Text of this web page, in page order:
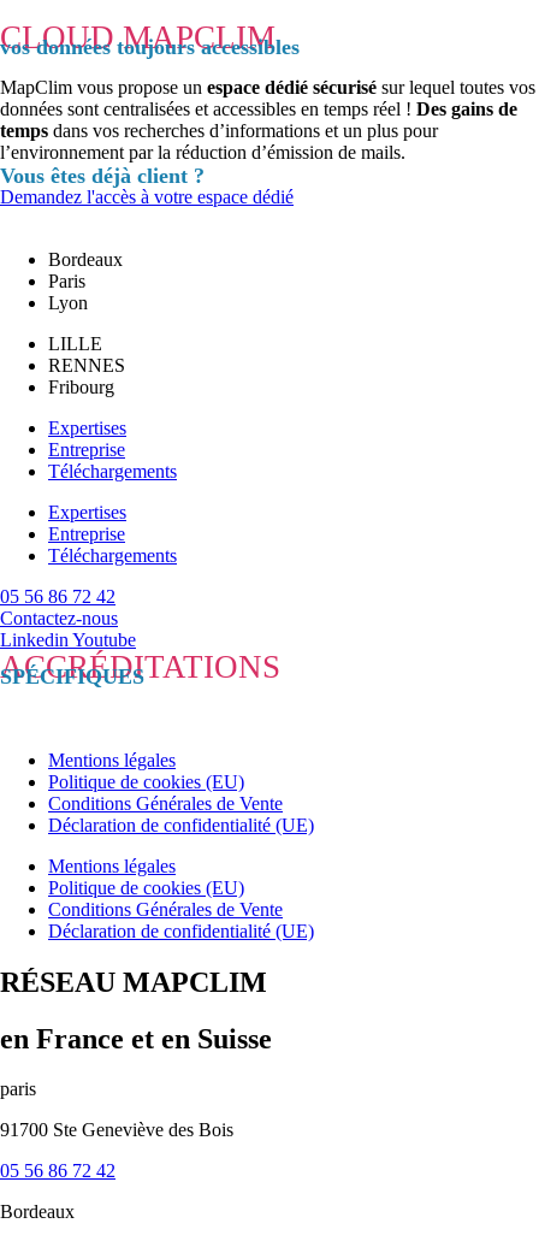
CLOUD MAPCLIM
vos données toujours accessibles
MapClim vous propose un espace dédié sécurisé sur lequel toutes vos
données sont centralisées et accessibles en temps réel ! Des gains de
temps dans vos recherches d’informations et un plus pour
l’environnement par la réduction d’émission de mails.
Vous êtes déjà client ?
Demandez l'accès à votre espace dédié
Bordeaux
Paris
Lyon
LILLE
RENNES
Fribourg
Expertises
Entreprise
Téléchargements
Expertises
Entreprise
Téléchargements
05 56 86 72 42
Contactez-nous
Linkedin Youtube
ACCRÉDITATIONS
SPÉCIFIQUES
Mentions légales
Politique de cookies (EU)
Conditions Générales de Vente
Déclaration de confidentialité (UE)
Mentions légales
Politique de cookies (EU)
Conditions Générales de Vente
Déclaration de confidentialité (UE)
RÉSEAU MAPCLIM
en France et en Suisse
paris
91700 Ste Geneviève des Bois
05 56 86 72 42
Bordeaux